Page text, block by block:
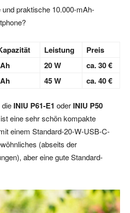
praktische 10.000-mAh-
Leistung
Preis
20 W
ca. 30 €
45 W ca. 40 €
INIU P61-E1 oder INIU P50
eine sehr schön kompakte
einem Standard-20-W-USB-C-
(abseits der
aber eine gute Standard-